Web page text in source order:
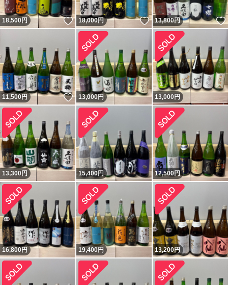
18,500円 いいね！
18,000円 いいね！
13,800円
11,500円 いいね！
13,000円 13,000円
13,300円 15,400円 12,500円
16,800円 19,400円 13,200円